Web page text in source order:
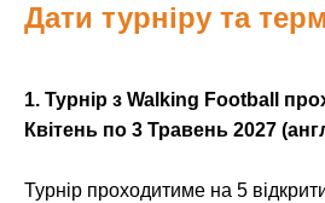
Дати турніру та
1. Турнір з Walking Football
Квітень по 3 Травень 2027
Турнір проходитиме на 5